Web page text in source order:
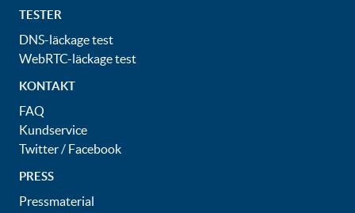
TESTER
DNS-läckage test
WebRTC-läckage test
KONTAKT
FAQ
Kundservice
Twitter/ Facebook
PRESS
Pressmaterial